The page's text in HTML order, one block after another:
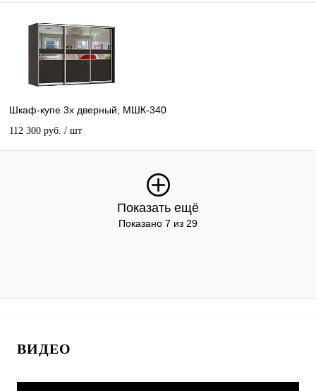
Шкаф-купе 3х дверный, МШК-340
112 300 руб. / шт
Показать ещё
Показано 7 из 29
ВИДЕО